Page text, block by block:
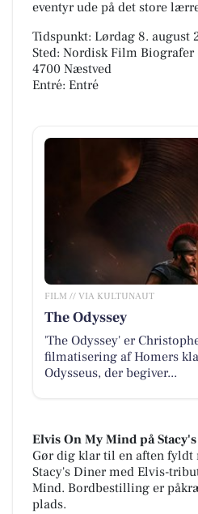
eventyr ude på det store
Tidspunkt: Lørdag 8. august
Sted: Nordisk Film Biografer
4700 Næstved
Entré: Entré
FILM // VIA KULTUNAUT
The Odyssey
'The Odyssey' er
filmatisering af Homers
Odysseus, der begiver...
Elvis On My Mind på
Gør dig klar til en aften fyldt
Stacy's Diner med Elvis-
Mind. Bordbestilling er
plads.